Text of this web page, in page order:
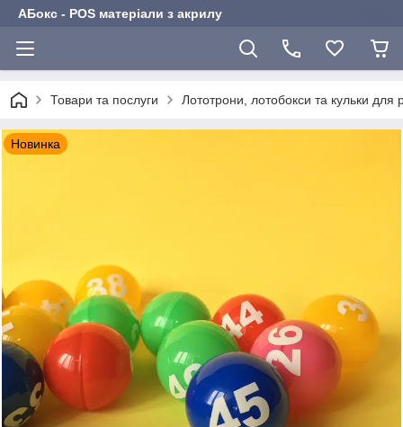
АБокс - POS матеріали з акрилу
Товари та послуги Лототрони, лотобокси та кульки для
Новинка